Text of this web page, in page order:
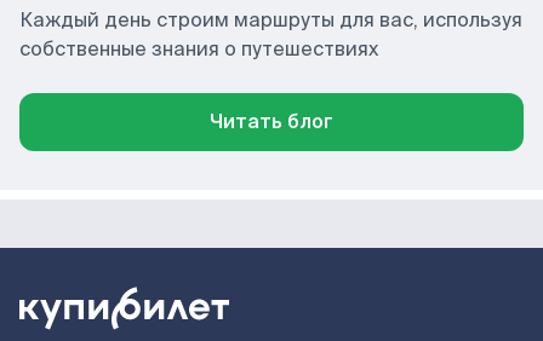
Каждый день строим маршруты для вас, используя
собственные знания о путешествиях
Читать блог